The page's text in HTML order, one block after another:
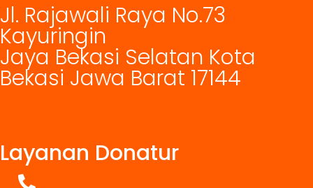
Jl. Rajawali Raya No.73
Kayuringin
Jaya Bekasi Selatan Kota
Bekasi Jawa Barat 17144
Layanan Donatur